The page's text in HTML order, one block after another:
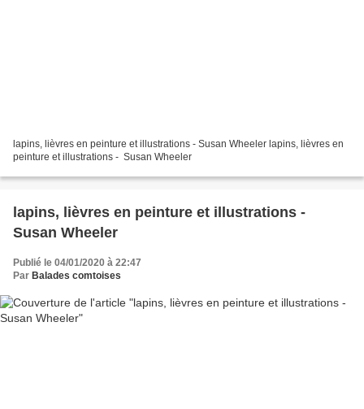
lapins, lièvres en peinture et illustrations - Susan Wheeler lapins, lièvres en
peinture et illustrations - Susan Wheeler
lapins, lièvres en peinture et illustrations -
Susan Wheeler
Publié le 04/01/2020 à 22:47
Par Balades comtoises